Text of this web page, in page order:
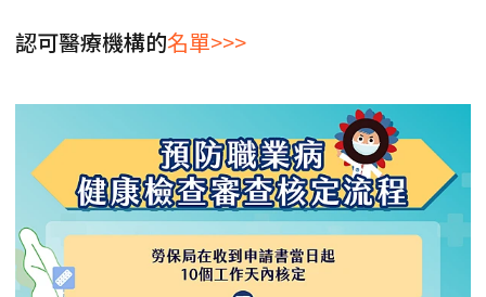
認可醫療機構的名單>>>